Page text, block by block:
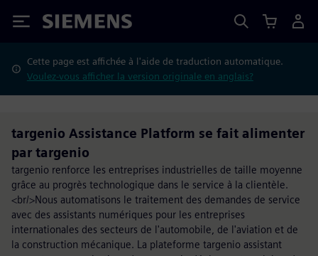
Siemens
Cette page est affichée à l'aide de traduction automatique.
Voulez-vous afficher la version originale en anglais?
targenio Assistance Platform se fait alimenter
par targenio
targenio renforce les entreprises industrielles de taille moyenne
grâce au progrès technologique dans le service à la clientèle.
<br/>Nous automatisons le traitement des demandes de service
avec des assistants numériques pour les entreprises
internationales des secteurs de l'automobile, de l'aviation et de
la construction mécanique. La plateforme targenio assistant